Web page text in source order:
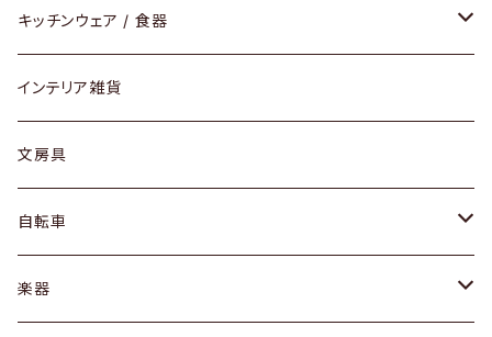
ダイニングセット / ダイニングテーブル
ローテーブル / サイドテーブル
デスク / コンソール
ドレッサー
シェルフ
テーブルランプ / デスクスタンド
フロアライト
アクセサリー
リング
ピアス / イヤリング
財布
バッグ
アウター
トップス
キッチンウェア / 食器
グラス / タンブラー
カップ / マグ
プレート / ボウル
カトラリー
インテリア雑貨
文房具
自転車
dahon
楽器